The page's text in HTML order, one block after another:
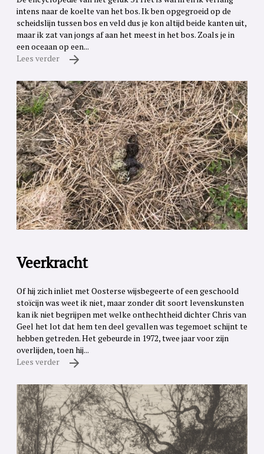
intens naar de koelte van het bos. Ik ben opgegroeid op de
scheidslijn tussen bos en veld dus je kon altijd beide kanten uit,
maar ik zat van jongs af aan het meest in het bos. Zoals je in
een oceaan op een...
Lees verder
Veerkracht
Of hij zich inliet met Oosterse wijsbegeerte of een geschoold
stoïcijn was weet ik niet, maar zonder dit soort levenskunsten
kan ik niet begrijpen met welke onthechtheid dichter Chris van
Geel het lot dat hem ten deel gevallen was tegemoet schijnt te
hebben getreden. Het gebeurde in 1972, twee jaar voor zijn
overlijden, toen hij...
Lees verder